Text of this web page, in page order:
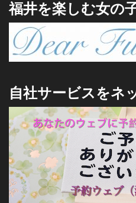
福井を楽しむ女の
自社サービスをネ